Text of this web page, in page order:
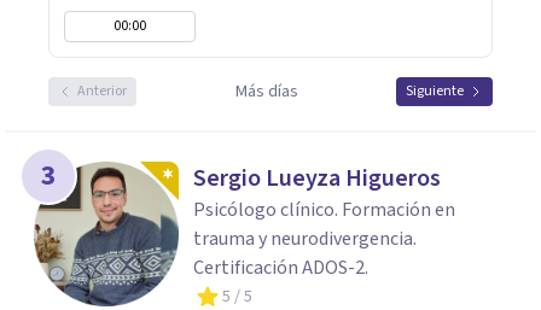
00:00
Anterior Más días Siguiente
3 Sergio Lueyza Higueros
Psicólogo clínico. Formación en
trauma y neurodivergencia.
Certificación ADOS-2.
5 / 5